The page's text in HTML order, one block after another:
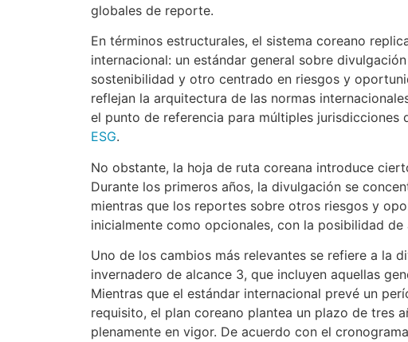
globales de reporte.
En términos estructurales, el sistema coreano
internacional: un estándar general sobre
sostenibilidad y otro centrado en riesgos y
reflejan la arquitectura de las normas
el punto de referencia para múltiples jurisdicciones
ESG.
No obstante, la hoja de ruta coreana introduce
Durante los primeros años, la divulgación se
mientras que los reportes sobre otros riesgos y
inicialmente como opcionales, con la posibilidad de
Uno de los cambios más relevantes se refiere a la
invernadero de alcance 3, que incluyen aquellas
Mientras que el estándar internacional prevé un
requisito, el plan coreano plantea un plazo de tres
plenamente en vigor. De acuerdo con el